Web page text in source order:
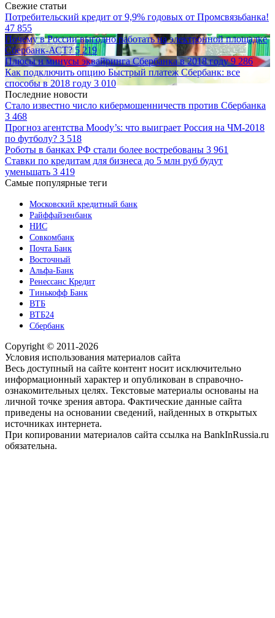
Свежие статьи
Потребительский кредит от 9,9% годовых от Промсвязьбанка!
47 855
Почему в России выгодно работать на электронной площадке
Сбербанк-АСТ?5 219
Плюсы и минусы эквайринга Сбербанка в 2018 году9 286
Как подключить опцию Быстрый платеж Сбербанк: все
способы в 2018 году 3 010
Последние новости
Стало известно число кибермошенничеств против Сбербанка
3 468
Прогноз агентства Moody’s: что выиграет Россия на ЧМ-2018
по футболу? 3 518
Роботы в банках РФ стали более востребованы 3 961
Ставки по кредитам для бизнеса до 5 млн руб будут
уменьшать 3 419
Самые популярные теги
Московский кредитный банк
Райффайзенбанк
НИС
Совкомбанк
Почта Банк
Восточный
Альфа-Банк
Ренессанс Кредит
Тинькофф Банк
ВТБ
ВТБ24
Сбербанк
Copyright © 2011-2026
Условия использования материалов сайта
Весь доступный на сайте контент носит исключительно
информационный характер и опубликован в справочно-
ознакомительных целях. Текстовые материалы основаны на
личной точке зрения автора. Фактические данные сайта
приведены на основании сведений, найденных в открытых
источниках интернета.
При копировании материалов сайта ссылка на BankInRussia.ru
обязательна.